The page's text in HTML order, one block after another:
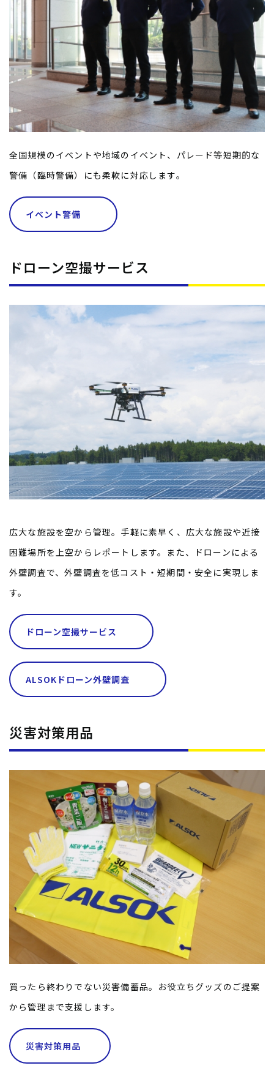
全国規模のイベントや地域のイベント、パレード等短期的な
警備（臨時警備）にも柔軟に対応します。
イベント警備
ドローン空撮サービス
広大な施設を空から管理。手軽に素早く、広大な施設や近接
困難場所を上空からレポートします。また、ドローンによる
外壁調査で、外壁調査を低コスト・短期間・安全に実現しま
す。
ドローン空撮サービス
ALSOKドローン外壁調査
災害対策用品
買ったら終わりでない災害備蓄品。お役立ちグッズのご提案
から管理まで支援します。
災害対策用品